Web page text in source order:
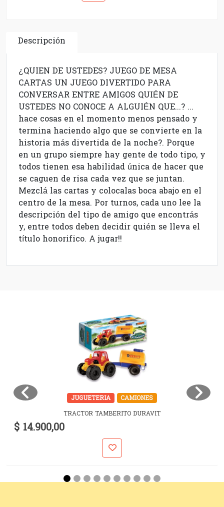
Descripción
¿QUIEN DE USTEDES? JUEGO DE MESA
CARTAS UN JUEGO DIVERTIDO PARA
CONVERSAR ENTRE AMIGOS QUIÉN DE
USTEDES NO CONOCE A ALGUIÉN QUE...? ...
hace cosas en el momento menos pensado y
termina haciendo algo que se convierte en la
historia más divertida de la noche?. Porque
en un grupo siempre hay gente de todo tipo, y
todos tienen esa habilidad única de hacer que
se caguen de risa cada vez que se juntan.
Mezclá las cartas y colocalas boca abajo en el
centro de la mesa. Por turnos, cada uno lee la
descripción del tipo de amigo que encontrás
y, entre todos deben decidir quién se lleva el
título honorifico. A jugar!!
JUGUETERIA
CAMIONES
TRACTOR TAMBERITO DURAVIT
$ 14.900,00